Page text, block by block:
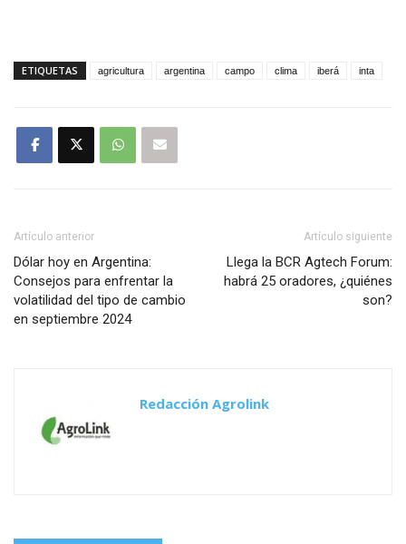
ETIQUETAS agricultura argentina campo clima iberá inta
Artículo anterior
Dólar hoy en Argentina:
Consejos para enfrentar la
volatilidad del tipo de cambio
en septiembre 2024
Artículo siguiente
Llega la BCR Agtech Forum:
habrá 25 oradores, ¿quiénes
son?
Redacción Agrolink